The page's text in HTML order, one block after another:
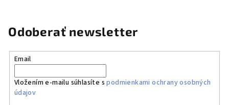
Odoberať newsletter
Email
Vložením e-mailu súhlasíte spodmienkami ochrany osobných
údajov